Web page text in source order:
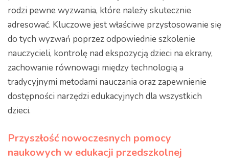
rodzi pewne wyzwania, które należy skutecznie
adresować. Kluczowe jest właściwe przystosowanie się
do tych wyzwań poprzez odpowiednie szkolenie
nauczycieli, kontrolę nad ekspozycją dzieci na ekrany,
zachowanie równowagi między technologią a
tradycyjnymi metodami nauczania oraz zapewnienie
dostępności narzędzi edukacyjnych dla wszystkich
dzieci.
Przyszłość nowoczesnych pomocy
naukowych w edukacji przedszkolnej